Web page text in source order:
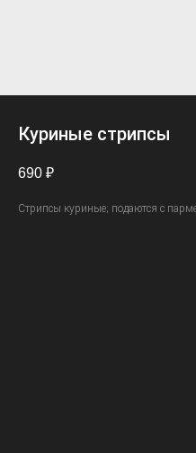
Куриные стрипсы
690 ₽
Стрипсы куриные; подаются с